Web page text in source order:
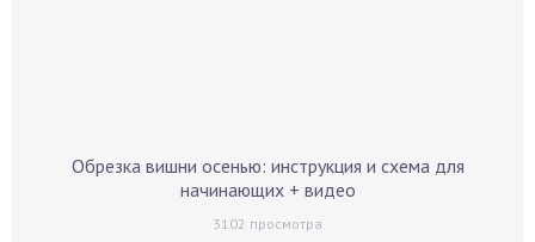
Обрезка вишни осенью: инструкция и схема для
начинающих + видео
3102 просмотра